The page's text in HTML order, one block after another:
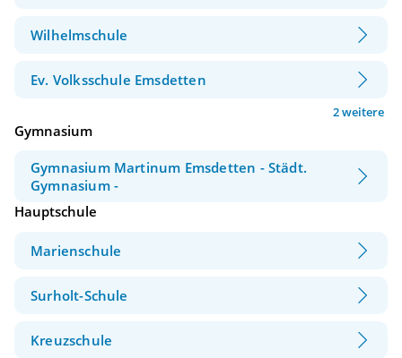
Wilhelmschule
Ev. Volksschule Emsdetten
2 weitere
Gymnasium
Gymnasium Martinum Emsdetten - Städt.
Gymnasium -
Hauptschule
Marienschule
Surholt-Schule
Kreuzschule